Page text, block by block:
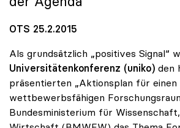
OTS 25.2.2015
Als grundsätzlich „positives Signal“
Universitätenkonferenz (uniko) den
präsentierten „Aktionsplan für einen
wettbewerbsfähigen
Bundesministerium für